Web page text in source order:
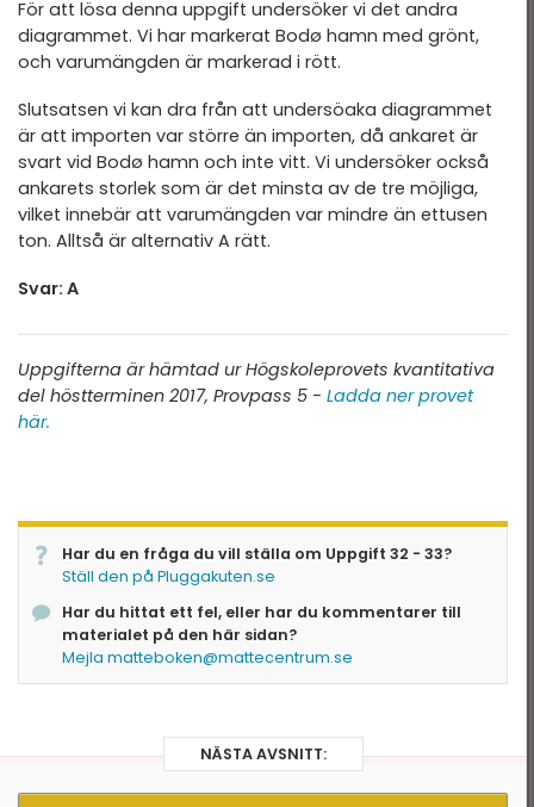
För att lösa denna uppgift undersöker vi det andra
diagrammet. Vi har markerat Bodø hamn med grönt,
och varumängden är markerad i rött.
Slutsatsen vi kan dra från att undersöaka diagrammet
är att importen var större än importen, då ankaret är
svart vid Bodø hamn och inte vitt. Vi undersöker också
ankarets storlek som är det minsta av de tre möjliga,
vilket innebär att varumängden var mindre än ettusen
ton. Alltså är alternativ A rätt.
Svar: A
Uppgifterna är hämtad ur Högskoleprovets kvantitativa
del höstterminen 2017, Provpass 5 - Ladda ner provet
här.
Har du en fråga du vill ställa om Uppgift 32 - 33?
Ställ den på Pluggakuten.se
Har du hittat ett fel, eller har du kommentarer till
materialet på den här sidan?
Mejla matteboken@mattecentrum.se
NÄSTA AVSNITT: